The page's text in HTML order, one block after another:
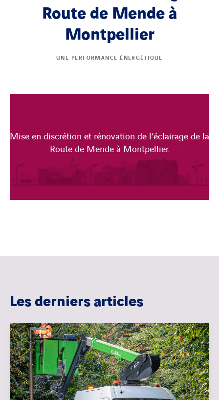
Route de Mende à
Montpellier
UNE PERFORMANCE ÉNERGÉTIQUE
Mise en discrétion et rénovation de l’éclairage de la
Route de Mende à Montpellier.
Les derniers articles